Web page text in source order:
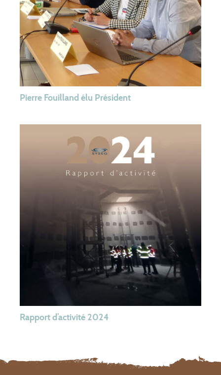
Appel d’offres
Régler une facture
Appel d’urgence : 0 969 323 458
Pierre Fouilland élu Président
Rapport d’activité 2024